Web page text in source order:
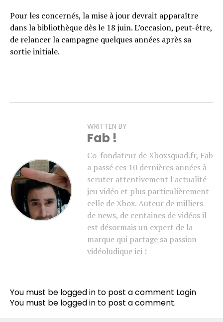
Pour les concernés, la mise à jour devrait apparaître
dans la bibliothèque dès le 18 juin. L’occasion, peut-être,
de relancer la campagne quelques années après sa
sortie initiale.
WRITTEN BY
Fab !
Co-fondateur de Xboxsquad.fr, Fab
a passé ces 10 dernières années à
scruter attentivement l'actualité
jeu vidéo et plus particulièrement
celle de Xbox. Auteur de milliers
de news, de centaines de vidéos il
est désormais un expert de la
marque qui partage sa passion
vidéoludique ici !
You must be logged in to post a comment Login
You must be logged in to post a comment.